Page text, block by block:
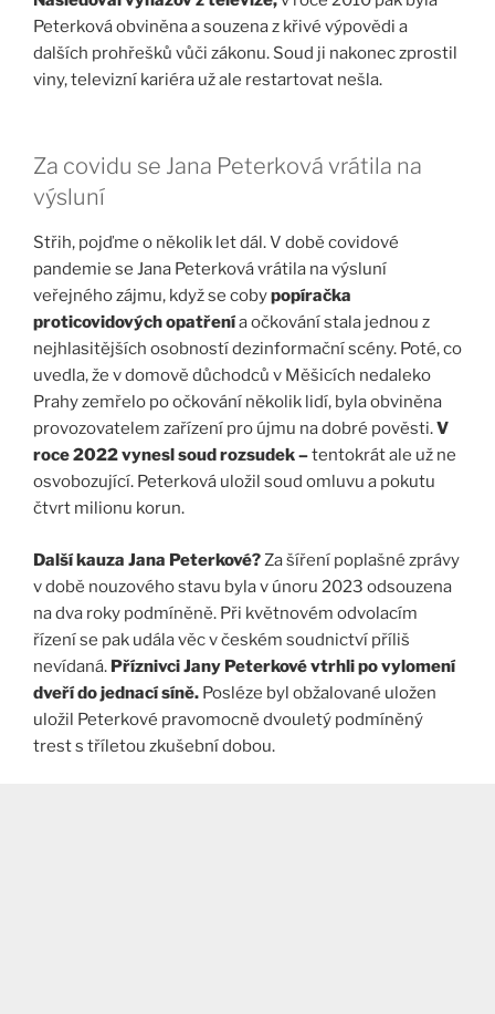
Peterková obviněna a souzena z křivé výpovědi a
dalších prohřešků vůči zákonu. Soud ji nakonec zprostil
viny, televizní kariéra už ale restartovat nešla.
Za covidu se Jana Peterková vrátila na
výsluní
Střih, pojďme o několik let dál. V době covidové
pandemie se Jana Peterková vrátila na výsluní
veřejného zájmu, když se cobypopíračka
proticovidových opatřenía očkování stala jednou z
nejhlasitějších osobností dezinformační scény. Poté, co
uvedla, že v domově důchodců v Měšicích nedaleko
Prahy zemřelo po očkování několik lidí, byla obviněna
provozovatelem zařízení pro újmu na dobré pověsti.V
roce 2022 vynesl soud rozsudek –tentokrát ale už ne
osvobozující. Peterková uložil soud omluvu a pokutu
čtvrt milionu korun.
Další kauza Jana Peterkové?Za šíření poplašné zprávy
v době nouzového stavu byla v únoru 2023 odsouzena
na dva roky podmíněně. Při květnovém odvolacím
řízení se pak udála věc v českém soudnictví příliš
nevídaná. Příznivci Jany Peterkové vtrhli po vylomení
dveří do jednací síně. Posléze byl obžalované uložen
uložil Peterkové pravomocně dvouletý podmíněný
trest s tříletou zkušební dobou.